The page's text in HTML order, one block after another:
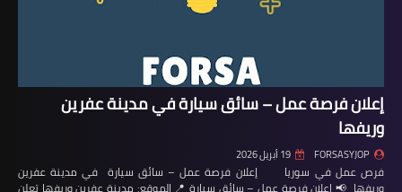
إعلان فرصة عمل – سائق سيارة في مدينة عفرين
وريفها
FORSASYJOP 19 أبريل 2026
فرص عمل في سوريا إعلان فرصة عمل – سائق سيارة في مدينة عفرين